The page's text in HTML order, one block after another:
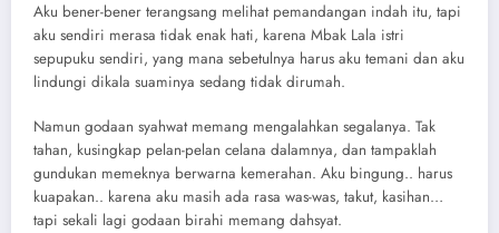
Aku bener-bener terangsang melihat pemandangan indah itu, tapi
aku sendiri merasa tidak enak hati, karena Mbak Lala istri
sepupuku sendiri, yang mana sebetulnya harus aku temani dan aku
lindungi dikala suaminya sedang tidak dirumah.
Namun godaan syahwat memang mengalahkan segalanya. Tak
tahan, kusingkap pelan-pelan celana dalamnya, dan tampaklah
gundukan memeknya berwarna kemerahan. Aku bingung.. harus
kuapakan.. karena aku masih ada rasa was-was, takut, kasihan…
tapi sekali lagi godaan birahi memang dahsyat.